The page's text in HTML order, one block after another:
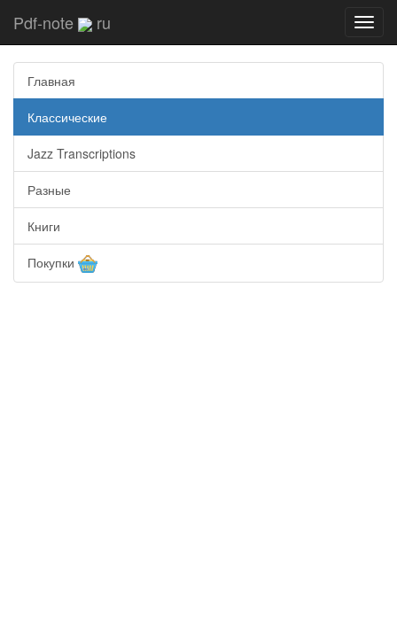
Pdf-note ru
Главная
Классические
Jazz Transcriptions
Разные
Книги
Покупки